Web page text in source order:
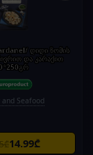
დიდი ზომის
და კარაქით
and Seafood
14.99₾